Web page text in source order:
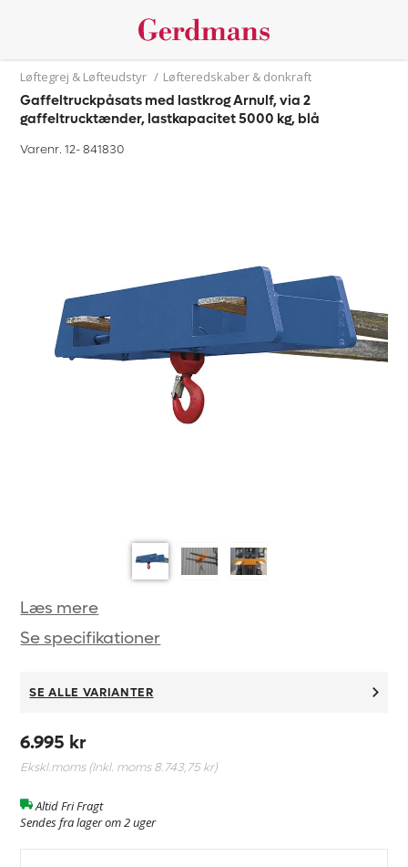
Løftegrej & Løfteudstyr / Løfteredskaber & donkraft
Gaffeltruckpåsats med lastkrog Arnulf, via 2
gaffeltrucktænder, lastkapacitet 5000 kg, blå
Varenr. 12-841830
Læs mere
Se specifikationer
SE ALLE VARIANTER
6.995 kr
Ekskl.moms (Inkl. moms8.743,75 kr)
Altid Fri Fragt
Sendes fra lager om 2 uger